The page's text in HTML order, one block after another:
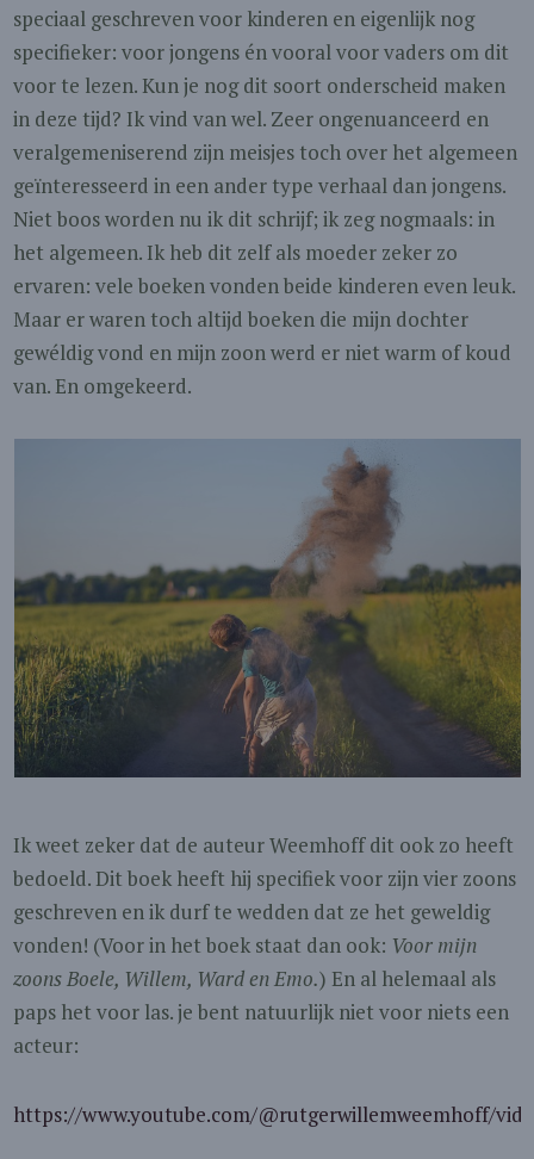
speciaal geschreven voor kinderen en eigenlijk nog
specifieker: voor jongens én vooral voor vaders om dit
voor te lezen. Kun je nog dit soort onderscheid maken
in deze tijd? Ik vind van wel. Zeer ongenuanceerd en
veralgemeniserend zijn meisjes toch over het algemeen
geïnteresseerd in een ander type verhaal dan jongens.
Niet boos worden nu ik dit schrijf; ik zeg nogmaals: in
het algemeen. Ik heb dit zelf als moeder zeker zo
ervaren: vele boeken vonden beide kinderen even leuk.
Maar er waren toch altijd boeken die mijn dochter
gewéldig vond en mijn zoon werd er niet warm of koud
van. En omgekeerd.
Ik weet zeker dat de auteur Weemhoff dit ook zo heeft
bedoeld. Dit boek heeft hij specifiek voor zijn vier zoons
geschreven en ik durf te wedden dat ze het geweldig
vonden! (Voor in het boek staat dan ook: Voor mijn
zoons Boele, Willem, Ward en Emo.) En al helemaal als
paps het voor las. je bent natuurlijk niet voor niets een
acteur:
https://www.youtube.com/@rutgerwillemweemhoff/